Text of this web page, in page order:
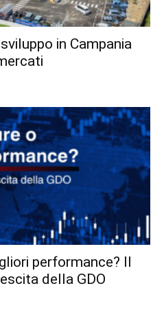
in Campania
performance? Il
della GDO